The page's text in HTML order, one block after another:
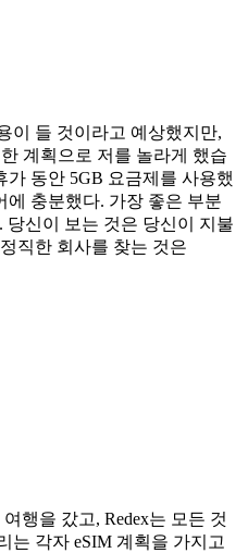
이 들 것이라고 예상했지만,
계획으로 저를 놀라게 했습
동안 5GB 요금제를 사용했
에 충분했다. 가장 좋은 부분
당신이 보는 것은 당신이 지불
직한 회사를 찾는 것은
행을 갔고, Redex는 모든 것
는 각자 eSIM 계획을 가지고